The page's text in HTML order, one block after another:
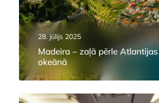
28. jūlijs 2025
Madeira – zaļā pērle Atlantijas
okeānā